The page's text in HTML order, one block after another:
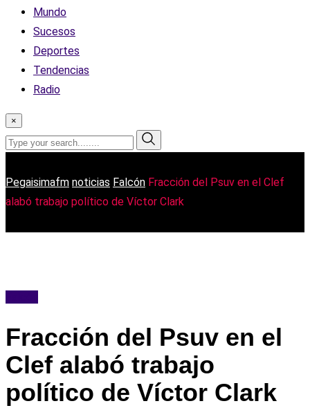
Mundo
Sucesos
Deportes
Tendencias
Radio
×
Pegaisimafm noticias Falcón Fracción del Psuv en el Clef
alabó trabajo político de Víctor Clark
Fracción del Psuv en el
Clef alabó trabajo
político de Víctor Clark